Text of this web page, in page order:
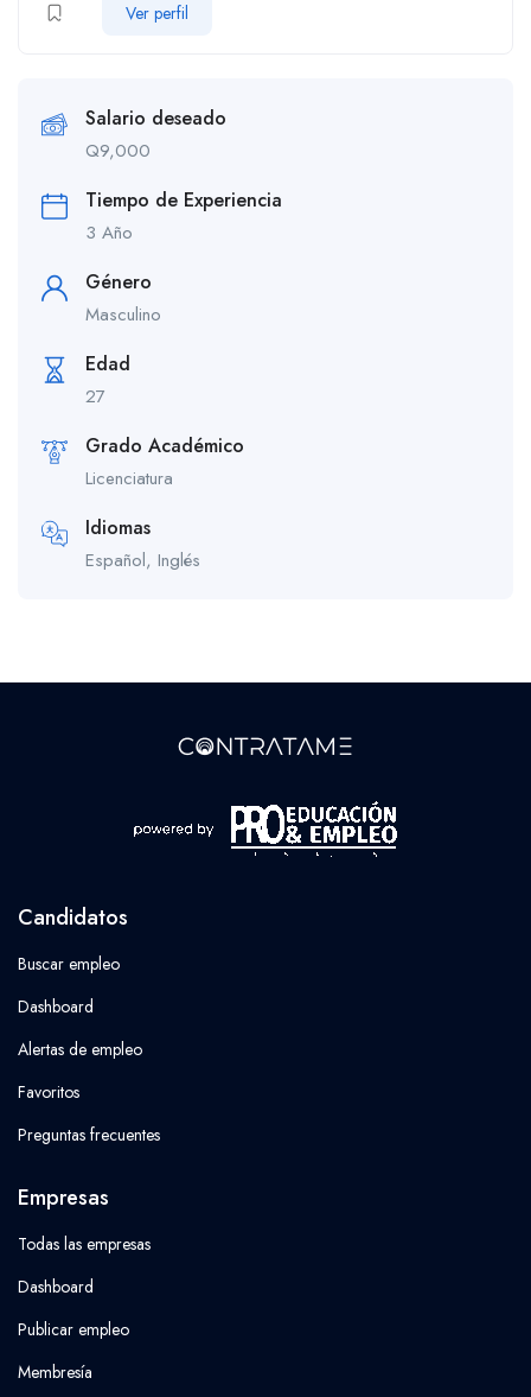
Ver perfil
Salario deseado
Q9,000
Tiempo de Experiencia
3 Año
Género
Masculino
Edad
27
Grado Académico
Licenciatura
Idiomas
Español, Inglés
Candidatos
Buscar empleo
Dashboard
Alertas de empleo
Favoritos
Preguntas frecuentes
Empresas
Todas las empresas
Dashboard
Publicar empleo
Membresía